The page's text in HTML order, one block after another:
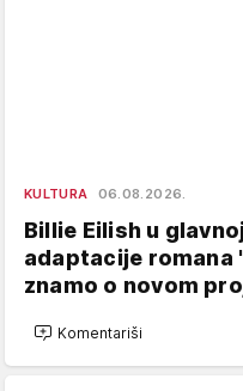
KULTURA 06.08.2026.
Billie Eilish u
adaptacije romana
znamo o novom
Komentariši